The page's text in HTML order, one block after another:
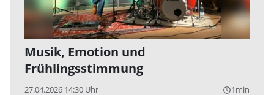
Musik, Emotion und
Frühlingsstimmung
27.04.2026 14:30 Uhr query_builder1min